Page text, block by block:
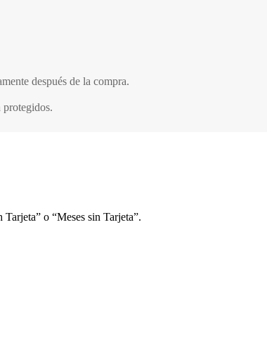
después de la compra.
protegidos.
o “Meses sin Tarjeta”.